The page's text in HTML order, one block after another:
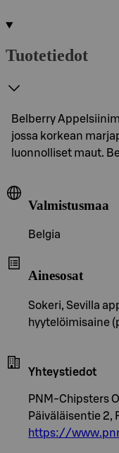
Tuotetiedot
Belberry
jossa korkean
luonnolliset maut.
Valmistusmaa
Belgia
Ainesosat
Sokeri, Sevilla
hyytelöimisaine
Yhteystiedot
PNM-Chipsters
Päiväläisentie
https://